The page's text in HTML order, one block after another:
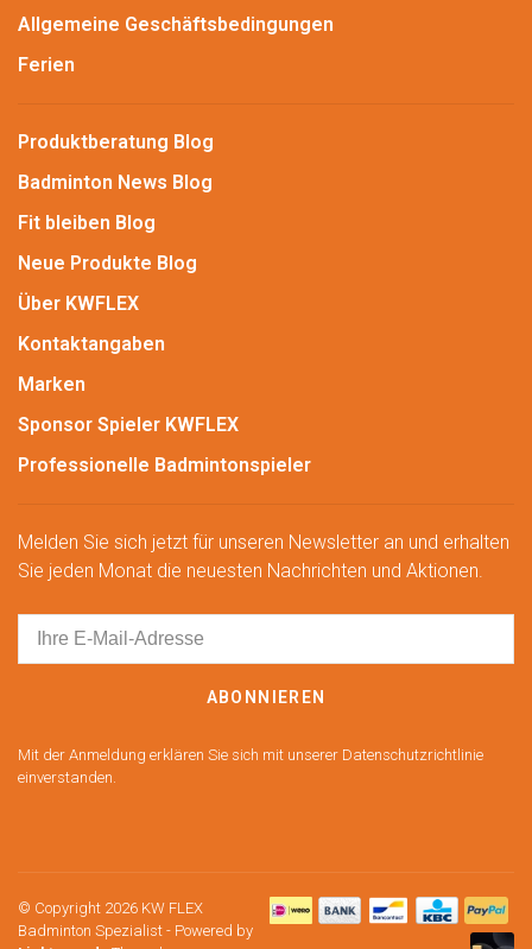
Allgemeine Geschäftsbedingungen
Ferien
Produktberatung Blog
Badminton News Blog
Fit bleiben Blog
Neue Produkte Blog
Über KWFLEX
Kontaktangaben
Marken
Sponsor Spieler KWFLEX
Professionelle Badmintonspieler
Melden Sie sich jetzt für unseren Newsletter an und erhalten
Sie jeden Monat die neuesten Nachrichten und Aktionen.
ABONNIEREN
Mit der Anmeldung erklären Sie sich mit unserer Datenschutzrichtlinie
einverstanden.
© Copyright 2026 KW FLEX
Badminton Spezialist - Powered by